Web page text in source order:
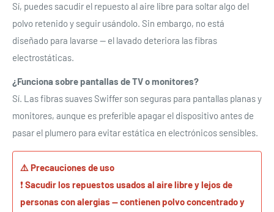
Sí, puedes sacudir el repuesto al aire libre para soltar algo del
polvo retenido y seguir usándolo. Sin embargo, no está
diseñado para lavarse — el lavado deteriora las fibras
electrostáticas.
¿Funciona sobre pantallas de TV o monitores?
Sí. Las fibras suaves Swiffer son seguras para pantallas planas y
monitores, aunque es preferible apagar el dispositivo antes de
pasar el plumero para evitar estática en electrónicos sensibles.
⚠️ Precauciones de uso
❗ Sacudir los repuestos usados al aire libre y lejos de
personas con alergias — contienen polvo concentrado y